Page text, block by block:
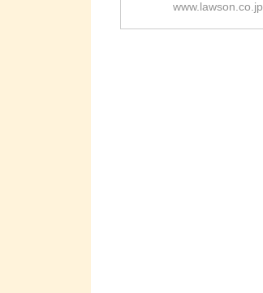
www.lawson.co.jp